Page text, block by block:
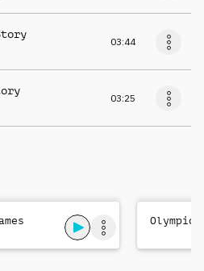
03:44
03:25